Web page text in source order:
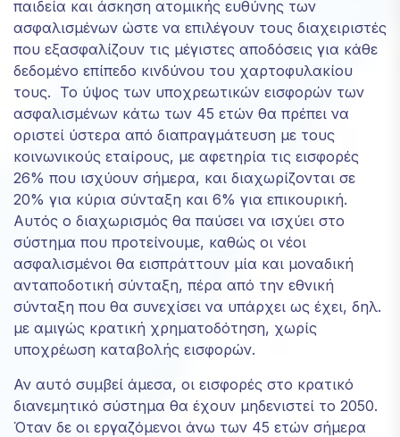
παιδεία και άσκηση ατομικής ευθύνης των
ασφαλισμένων ώστε να επιλέγουν τους διαχειριστές
που εξασφαλίζουν τις μέγιστες αποδόσεις για κάθε
δεδομένο επίπεδο κινδύνου του χαρτοφυλακίου
τους. Το ύψος των υποχρεωτικών εισφορών των
ασφαλισμένων κάτω των 45 ετών θα πρέπει να
οριστεί ύστερα από διαπραγμάτευση με τους
κοινωνικούς εταίρους, με αφετηρία τις εισφορές
26% που ισχύουν σήμερα, και διαχωρίζονται σε
20% για κύρια σύνταξη και 6% για επικουρική.
Αυτός ο διαχωρισμός θα παύσει να ισχύει στο
σύστημα που προτείνουμε, καθώς οι νέοι
ασφαλισμένοι θα εισπράττουν μία και μοναδική
ανταποδοτική σύνταξη, πέρα από την εθνική
σύνταξη που θα συνεχίσει να υπάρχει ως έχει, δηλ.
με αμιγώς κρατική χρηματοδότηση, χωρίς
υποχρέωση καταβολής εισφορών.
Αν αυτό συμβεί άμεσα, οι εισφορές στο κρατικό
διανεμητικό σύστημα θα έχουν μηδενιστεί το 2050.
Όταν δε οι εργαζόμενοι άνω των 45 ετών σήμερα